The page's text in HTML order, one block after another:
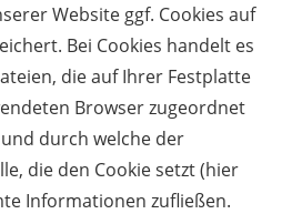
Website ggf. Cookies auf
Bei Cookies handelt es
die auf Ihrer Festplatte
Browser zugeordnet
durch welche der
die den Cookie setzt (hier
Informationen zufließen.